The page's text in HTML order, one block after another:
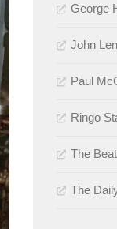
George
John
Paul
Ringo
The
The